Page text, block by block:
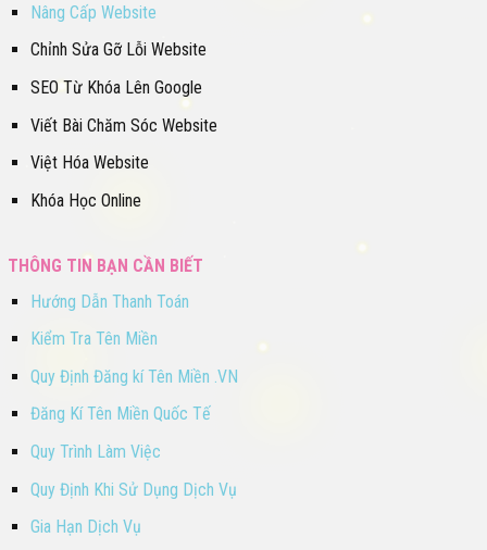
Nâng Cấp Website
Chỉnh Sửa Gỡ Lỗi Website
SEO Từ Khóa Lên Google
Viết Bài Chăm Sóc Website
Việt Hóa Website
Khóa Học Online
THÔNG TIN BẠN CẦN BIẾT
Hướng Dẫn Thanh Toán
Kiểm Tra Tên Miền
Quy Định Đăng kí Tên Miền .VN
Đăng Kí Tên Miền Quốc Tế
Quy Trình Làm Việc
Quy Định Khi Sử Dụng Dịch Vụ
Gia Hạn Dịch Vụ